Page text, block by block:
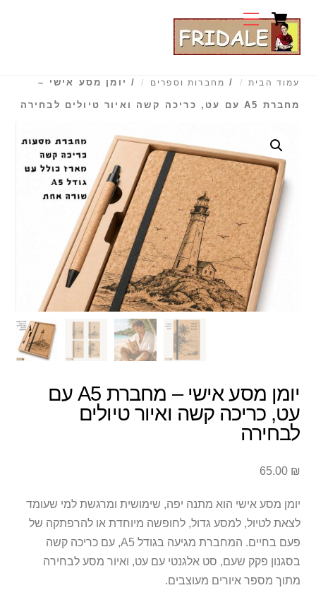
content
MenuCart
עמוד הבית / מחברות וספרים / יומן מסע אישי –
מחברת A5 עם עט, כריכה קשה ואיור טיולים לבחירה
יומן מסע אישי – מחברת A5 עם
עט, כריכה קשה ואיור טיולים
לבחירה
65.00 ₪
יומן מסע אישי הוא מתנה יפה, שימושית ומרגשת למי שעומד
לצאת לטיול, למסע גדול, לחופשה מיוחדת או להרפתקה של
פעם בחיים. המחברת מגיעה בגודל A5, עם כריכה קשה
בסגנון פקק שעם, סט אלגנטי עם עט, ואיור מסע לבחירה
מתוך מספר איורים מעוצבים.